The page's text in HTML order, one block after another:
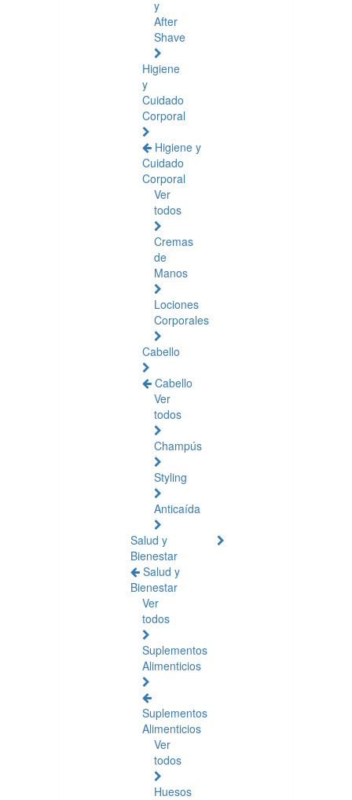
y
After
Shave
Higiene
y
Cuidado
Corporal
Higiene y
Cuidado
Corporal
Ver
todos
Cremas
de
Manos
Lociones
Corporales
Cabello
Cabello
Ver
todos
Champús
Styling
Anticaída
Salud y
Bienestar
Salud y
Bienestar
Ver
todos
Suplementos
Alimenticios
Suplementos
Alimenticios
Ver
todos
Huesos